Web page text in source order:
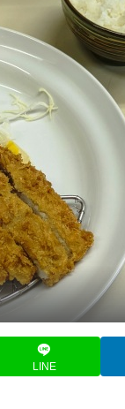
LINE